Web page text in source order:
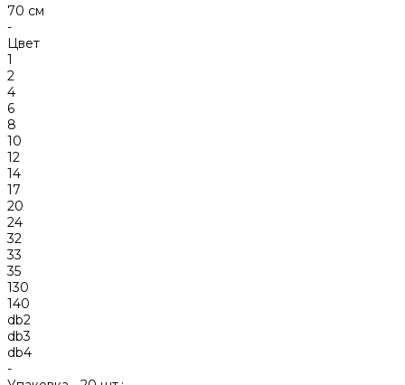
70 см
-
Цвет
1
2
4
6
8
10
12
14
17
20
24
32
33
35
130
140
db2
db3
db4
-